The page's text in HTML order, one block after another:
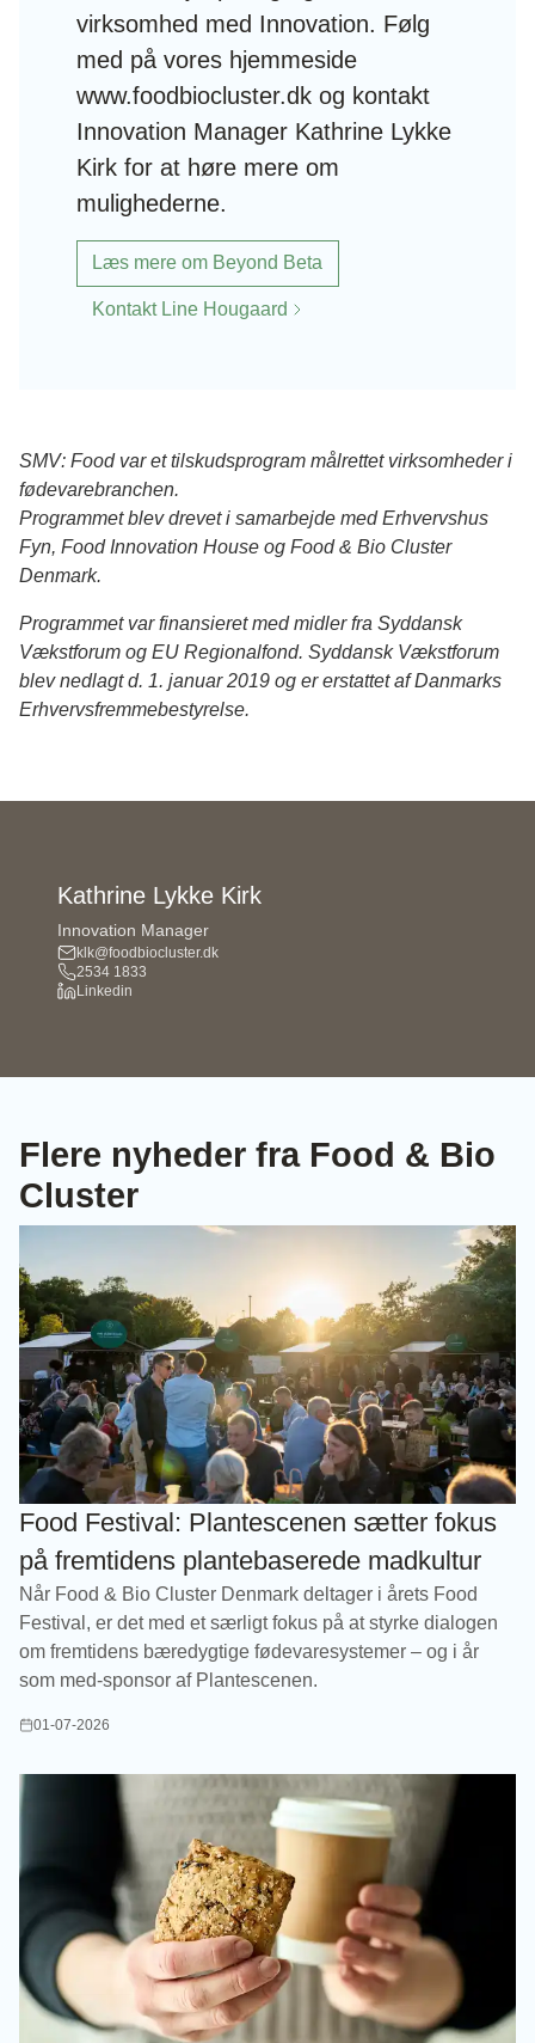
virksomhed med Innovation. Følg
med på vores hjemmeside
www.foodbiocluster.dk og kontakt
Innovation Manager Kathrine Lykke
Kirk for at høre mere om
mulighederne.
Læs mere om Beyond Beta
Kontakt Line Hougaard
SMV: Food var et tilskudsprogram målrettet virksomheder i
fødevarebranchen.
Programmet blev drevet i samarbejde med Erhvervshus
Fyn, Food Innovation House og Food & Bio Cluster
Denmark.
Programmet var finansieret med midler fra Syddansk
Vækstforum og EU Regionalfond. Syddansk Vækstforum
blev nedlagt d. 1. januar 2019 og er erstattet af Danmarks
Erhvervsfremmebestyrelse.
Kathrine Lykke Kirk
Innovation Manager
klk@foodbiocluster.dk
2534 1833
Linkedin
Flere nyheder fra Food & Bio
Cluster
Food Festival: Plantescenen sætter fokus
på fremtidens plantebaserede madkultur
Når Food & Bio Cluster Denmark deltager i årets Food
Festival, er det med et særligt fokus på at styrke dialogen
om fremtidens bæredygtige fødevaresystemer – og i år
som med-sponsor af Plantescenen.
01-07-2026